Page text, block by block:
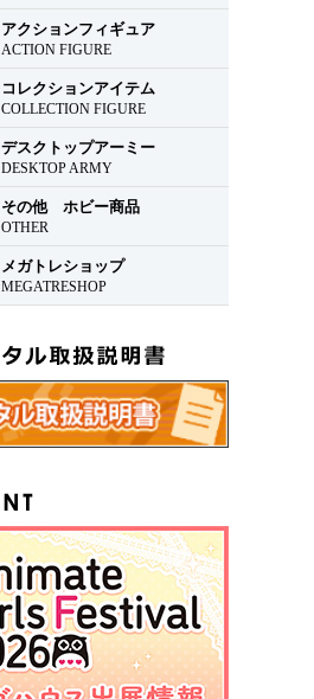
アクションフィギュア
ACTION FIGURE
コレクションアイテム
COLLECTION FIGURE
デスクトップアーミー
DESKTOP ARMY
その他 ホビー商品
OTHER
メガトレショップ
MEGATRESHOP